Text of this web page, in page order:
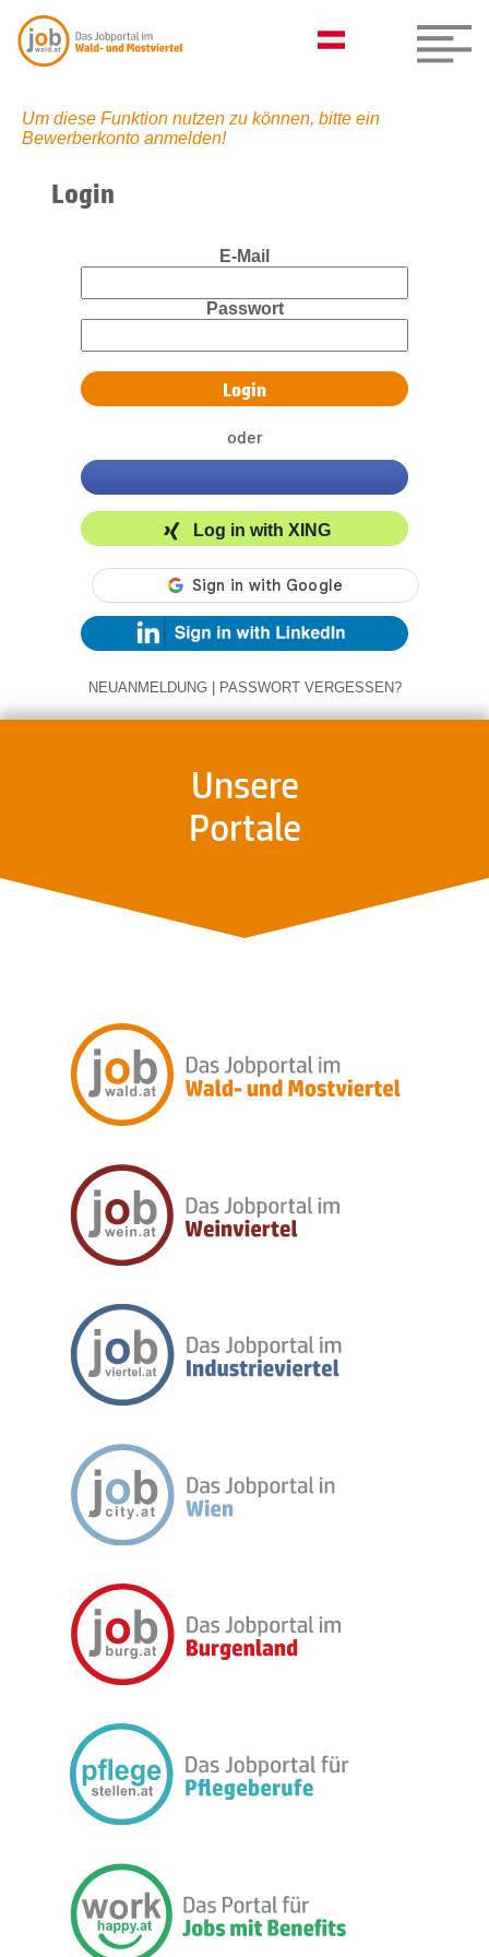
Um diese Funktion nutzen zu können, bitte ein
Bewerberkonto anmelden!
Login
E-Mail
Passwort
oder
Log in with XING
NEUANMELDUNG | PASSWORT VERGESSEN?
Unsere
Portale